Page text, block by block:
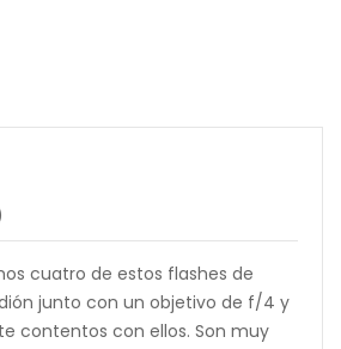
cuatro de estos flashes de
junto con un objetivo de f/4 y
contentos con ellos. Son muy